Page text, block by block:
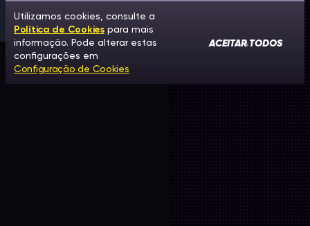
Utilizamos cookies, consulte a
Política de Cookiespara mais
informação. Pode alterar estas
configurações em
Configuração de Cookies
ACEITAR TODOS